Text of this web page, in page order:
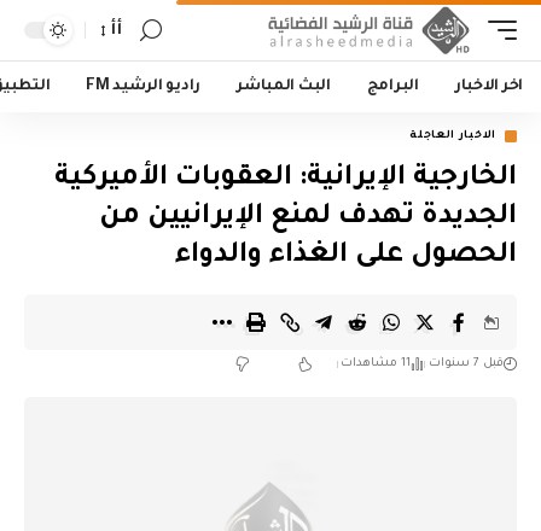
أأ
اخر الاخبار البرامج البث المباشر راديو الرشيد FM
الاخبار العاجلة
الخارجية الإيرانية: العقوبات الأميركية
الجديدة تهدف لمنع الإيرانيين من
الحصول على الغذاء والدواء
قبل 7 سنوات 11 مشاهدات